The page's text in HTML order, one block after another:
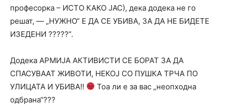
професорка – ИСТО КАКО ЈАС), дека додека не го
решат, — „НУЖНО“ Е ДА СЕ УБИВА, ЗА ДА НЕ БИДЕТЕ
ИЗЕДЕНИ ?????”.
Додека АРМИЈА АКТИВИСТИ СЕ БОРАТ ЗА ДА
СПАСУВААТ ЖИВОТИ, НЕКОЈ СО ПУШКА ТРЧА ПО
УЛИЦАТА И УБИВА!!
Тоа ли е за вас „неопходна
одбрана“???